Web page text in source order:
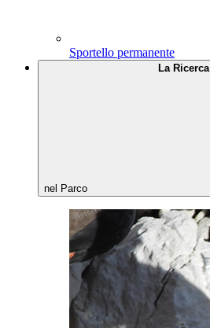
Sportello permanente
La Ricerca
nel Parco